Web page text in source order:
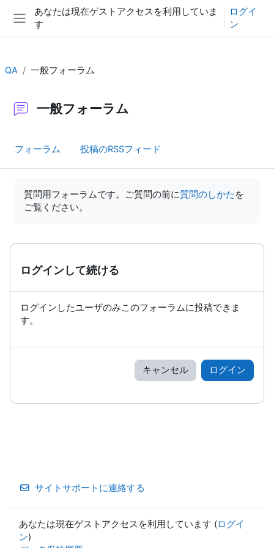
メインコンテンツへスキップする
サイドパネル
あなたは現在ゲストアクセスを利用していま
す
ログイ
ン
QA 一般フォーラム
一般フォーラム
フォーラム 投稿のRSSフィード
質問用フォーラムです。ご質問の前に質問のしかた を
ご覧ください。
ログインして続ける
ログインしたユーザのみこのフォーラムに投稿できま
す。
キャンセル ログイン
サイトサポートに連絡する
あなたは現在ゲストアクセスを利用しています (ログイ
ン)